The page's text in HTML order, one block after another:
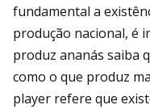
fundamental a
produção nacional, é
produz ananás saiba
como o que produz
player refere que